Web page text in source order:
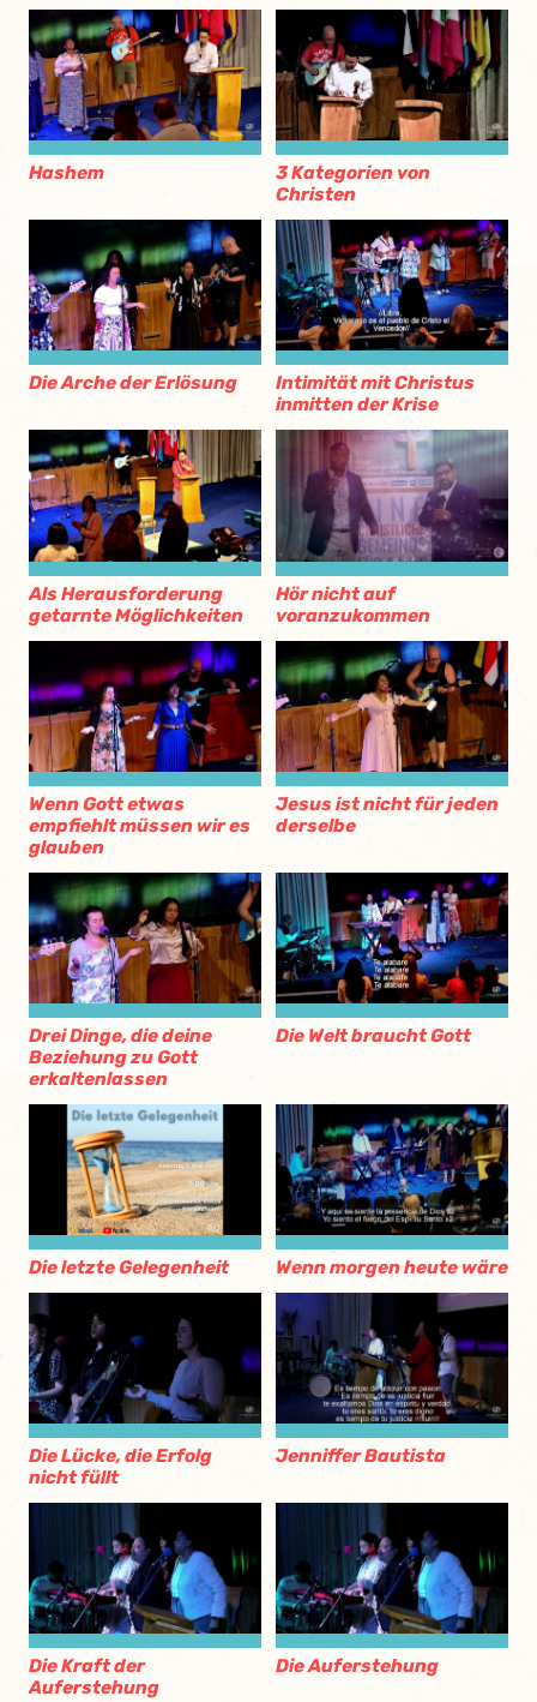
Hashem
3 Kategorien von
Christen
Die Arche der Erlösung
Intimität mit Christus
inmitten der Krise
Als Herausforderung
getarnte Möglichkeiten
Hör nicht auf
voranzukommen
Wenn Gott etwas
empfiehlt müssen wir es
glauben
Jesus ist nicht für jeden
derselbe
Drei Dinge, die deine
Beziehung zu Gott
erkaltenlassen
Die Welt braucht Gott
Die letzte Gelegenheit Wenn morgen heute wäre
Die Lücke, die Erfolg
nicht füllt
Jenniffer Bautista
Die Kraft der
Auferstehung
Die Auferstehung